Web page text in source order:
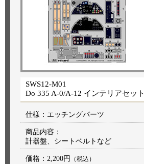
SWS12-M01
Do 335 A-0/A-12 インテリアセット
仕様：エッチングパーツ
商品内容：
計器盤、シートベルトなど
価格： 2,200円 （税込）